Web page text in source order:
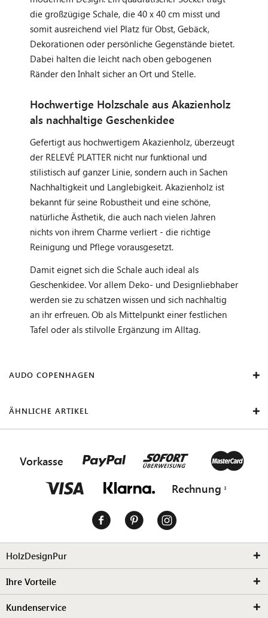
die großzügige Schale, die 40 x 40 cm misst und
somit ausreichend viel Platz für Obst, Gebäck,
Dekorationen oder persönliche Gegenstände bietet.
Dabei halten die leicht nach oben gebogenen
Ränder den Inhalt sicher an Ort und Stelle.
Hochwertige Holzschale aus Akazienholz
als nachhaltige Geschenkidee
Gefertigt aus hochwertigem Akazienholz, überzeugt
der RELEVÉ PLATTER nicht nur funktional und
stilistisch auf ganzer Linie, sondern auch in Sachen
Nachhaltigkeit und Langlebigkeit. Akazienholz ist
bekannt für seine Robustheit und eine schöne,
natürliche Ästhetik, die auch nach vielen Jahren
nichts von ihrem Charme verliert - die richtige
Reinigung und Pflege vorausgesetzt.
Damit eignet sich die Schale auch ideal als
Geschenkidee. Vor allem Deko- und Designliebhaber
werden sie zu schätzen wissen und sich nachhaltig
an ihr erfreuen. Ob als Mittelpunkt einer festlichen
Tafel oder als stilvolle Ergänzung im Alltag.
AUDO COPENHAGEN
ÄHNLICHE ARTIKEL
Vorkasse
Rechnung
HolzDesignPur
Ihre Vorteile
Kundenservice